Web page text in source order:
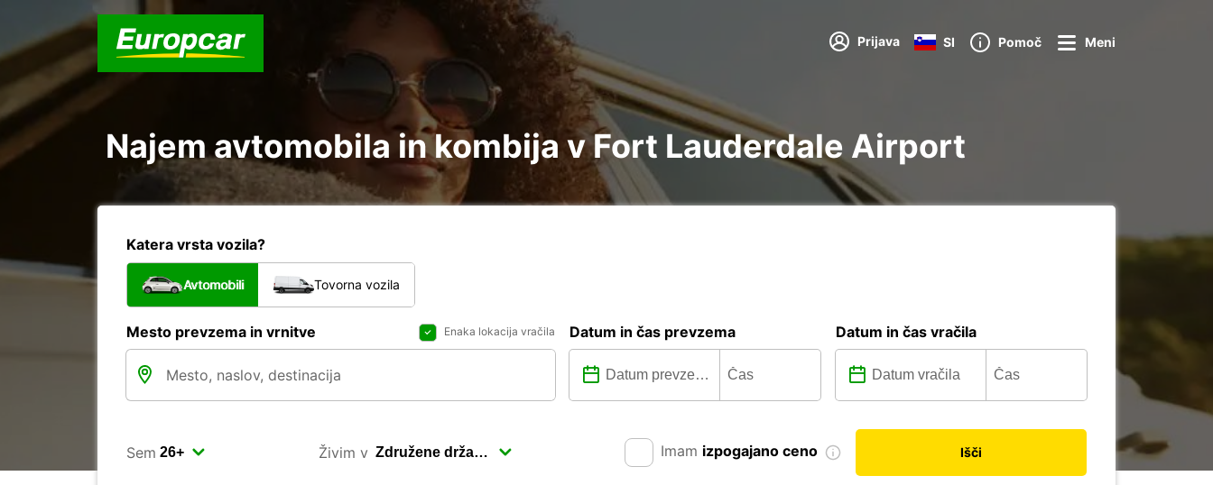
Prijava SI Pomoč Meni
Najem avtomobila in kombija v Fort Lauderdale Airport
Katera vrsta vozila?
Avtomobili Tovorna vozila
Mesto prevzema in vrnitve Enaka lokacija vračila Datum in čas prevzema Datum in čas vračila
Sem Živim v Imam izpogajano ceno Išči